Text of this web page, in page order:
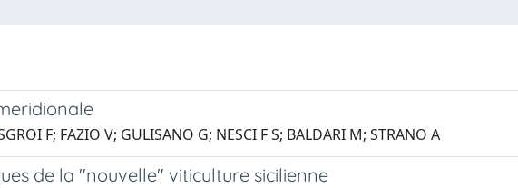
F; FAZIO V; GULISANO G; NESCI F S; BALDARI M; STRANO A
de la "nouvelle" viticulture sicilienne